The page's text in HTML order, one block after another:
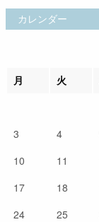
カレンダー
月
火
3
4
10
11
17
18
24
25